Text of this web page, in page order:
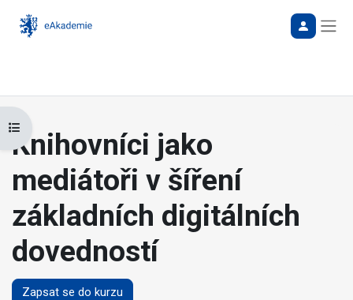
Otevřít indexu kurzu
Knihovníci jako
mediátoři v šíření
základních digitálních
dovedností
Zapsat se do kurzu